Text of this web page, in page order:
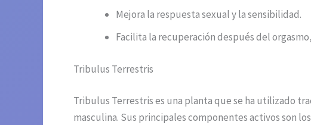
Mejora la respuesta sexual y la sensibilidad.
Facilita la recuperación después del
Tribulus Terrestris
Tribulus Terrestris es una planta que se ha utilizado
masculina. Sus principales componentes activos son